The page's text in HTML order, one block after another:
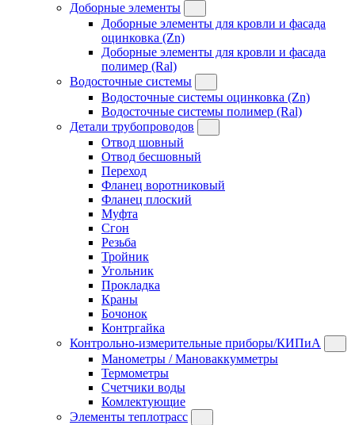
Доборные элементы
Доборные элементы для кровли и фасада
оцинковка (Zn)
Доборные элементы для кровли и фасада
полимер (Ral)
Водосточные системы
Водосточные системы оцинковка (Zn)
Водосточные системы полимер (Ral)
Детали трубопроводов
Отвод шовный
Отвод бесшовный
Переход
Фланец воротниковый
Фланец плоский
Муфта
Сгон
Резьба
Тройник
Угольник
Прокладка
Краны
Бочонок
Контргайка
Контрольно-измерительные приборы/КИПиА
Манометры / Мановаккумметры
Термометры
Счетчики воды
Комлектующие
Элементы теплотрасс